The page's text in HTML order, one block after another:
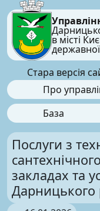
в місті
державної
Стара версія
Про
База
Послуги з
закладах та
Дарницького